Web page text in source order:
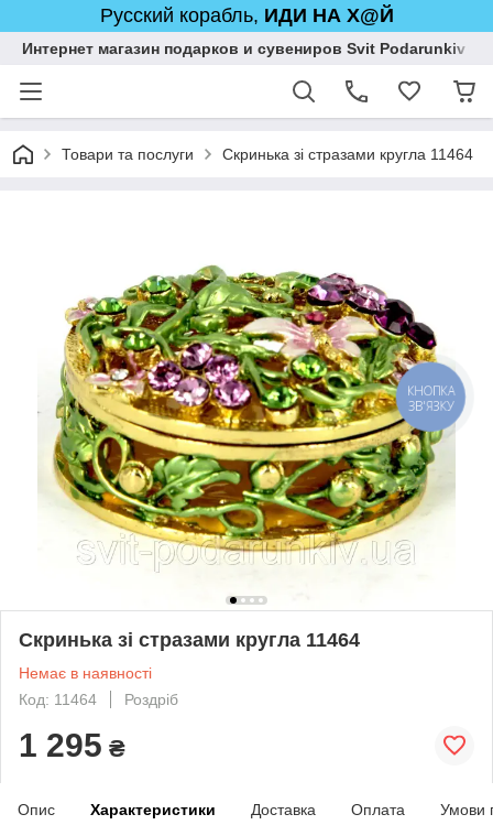
Русский корабль, ИДИ НА Х@Й
Интернет магазин подарков и сувениров Svit Podarunkiv
Товари та послуги Скринька зі стразами кругла 11464
Скринька зі стразами кругла 11464
Немає в наявності
Код: 11464
Роздріб
1 295 ₴
Опис Характеристики Доставка Оплата Умови
КНОПКА
ЗВ'ЯЗКУ